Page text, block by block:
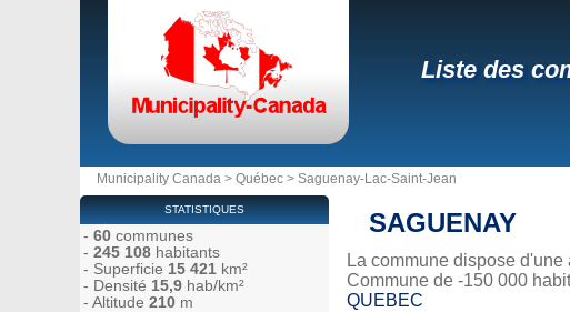
Liste des
Municipality Canada > Québec > Saguenay-Lac-Saint-Jean
SAGUENAY
La commune dispose
Commune de -150 000
QUEBEC
STATISTIQUES
- 60 communes
- 245 108 habitants
- Superficie 15 421 km²
- Densité 15,9 hab/km²
- Altitude 210 m